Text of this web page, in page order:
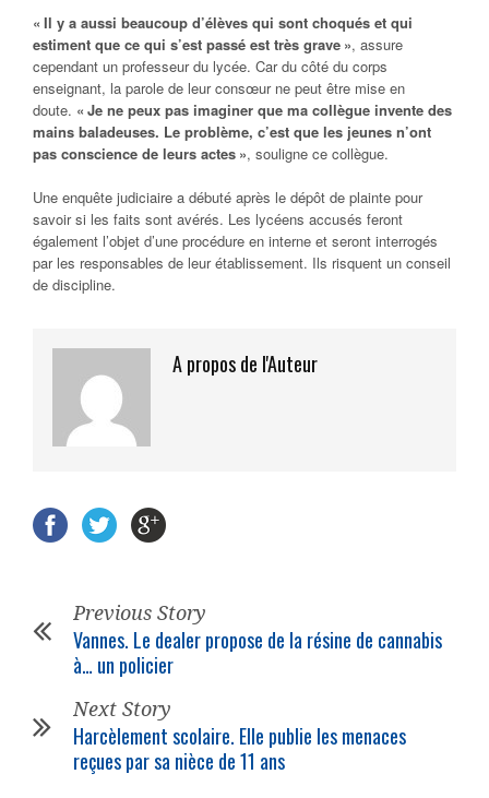
« Il y a aussi beaucoup d’élèves qui sont choqués et qui
estiment que ce qui s’est passé est très grave », assure
cependant un professeur du lycée. Car du côté du corps
enseignant, la parole de leur consœur ne peut être mise en
doute. « Je ne peux pas imaginer que ma collègue invente des
mains baladeuses. Le problème, c’est que les jeunes n’ont
pas conscience de leurs actes », souligne ce collègue.
Une enquête judiciaire a débuté après le dépôt de plainte pour
savoir si les faits sont avérés. Les lycéens accusés feront
également l’objet d’une procédure en interne et seront interrogés
par les responsables de leur établissement. Ils risquent un conseil
de discipline.
A propos de l'Auteur
Previous Story
Vannes. Le dealer propose de la résine de cannabis
à… un policier
Next Story
Harcèlement scolaire. Elle publie les menaces
reçues par sa nièce de 11 ans